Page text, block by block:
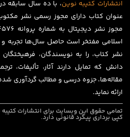
انتشارات کتیبه نوین، با ده سال سابقه
اسلامی مفتخر است حاصل سال‌ها تجربه
نشر کتاب، را به نویسندگان،
دانش که تمایل دارند آثار، تألیفات،
مقاله‌ها، جزوه درسی و مطالب گردآوری
ارائه نماید.
تمامی حقوق این وبسایت برای انتشارات
کپی برداری پیگرد قانونی دارد.